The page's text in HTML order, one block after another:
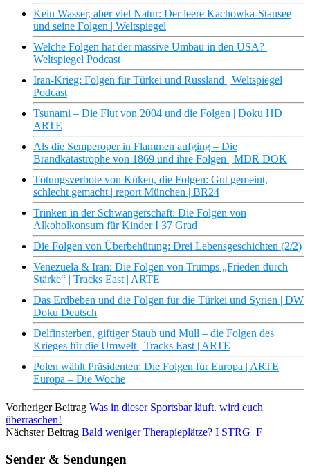
Kein Wasser, aber viel Natur: Der leere Kachowka-Stausee
und seine Folgen | Weltspiegel
Welche Folgen hat der massive Umbau in den USA? |
Weltspiegel Podcast
Iran-Krieg: Folgen für Türkei und Russland | Weltspiegel
Podcast
Tsunami – Die Flut von 2004 und die Folgen | Doku HD |
ARTE
Als die Semperoper in Flammen aufging – Die
Brandkatastrophe von 1869 und ihre Folgen | MDR DOK
Tötungsverbote von Küken, die Folgen: Gut gemeint,
schlecht gemacht | report München | BR24
Trinken in der Schwangerschaft: Die Folgen von
Alkoholkonsum für Kinder I 37 Grad
Die Folgen von Überbehütung: Drei Lebensgeschichten (2/2)
Venezuela & Iran: Die Folgen von Trumps „Frieden durch
Stärke“ | Tracks East | ARTE
Das Erdbeben und die Folgen für die Türkei und Syrien | DW
Doku Deutsch
Delfinsterben, giftiger Staub und Müll – die Folgen des
Krieges für die Umwelt | Tracks East | ARTE
Polen wählt Präsidenten: Die Folgen für Europa | ARTE
Europa – Die Woche
Vorheriger Beitrag Was in dieser Sportsbar läuft. wird euch
überraschen!
Nächster Beitrag Bald weniger Therapieplätze? I STRG_F
Sender & Sendungen